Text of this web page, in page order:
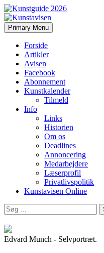
Kunstavisen
Search
Primary Menu Skip
to
Forside
Artikler
Avisen
Facebook
Abonnement
Kunstkalender
Tilmeld
Info
Links
Historien
Om os
Deadlines
Annoncering
Medarbejdere
Læserprofil
Privatlivspolitik
Kunstavisen Online
Search
for:
Edvard Munch - Selvportræt.